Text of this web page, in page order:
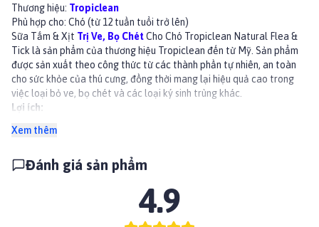
Thương hiệu: Tropiclean
Phù hợp cho: Chó (từ 12 tuần tuổi trở lên)
Sữa Tắm & Xịt Trị Ve, Bọ ChétCho Chó Tropiclean Natural Flea &
Tick là sản phẩm của thương hiệu Tropiclean đến từ Mỹ. Sản phẩm
được sản xuất theo công thức từ các thành phần tự nhiên, an toàn
cho sức khỏe của thú cưng, đồng thời mang lại hiệu quả cao trong
việc loại bỏ ve, bọ chét và các loại ký sinh trùng khác.
Lợi ích:
Có tác dụng lâu dài và làm tăng độ bền của hiệu quả diệt côn trùng.
của thú cưng.
Giữ cho da và lông của thú cưng sạch sẽ, thơm mát.
Xem thêm
Đánh giá sản phẩm
4.9